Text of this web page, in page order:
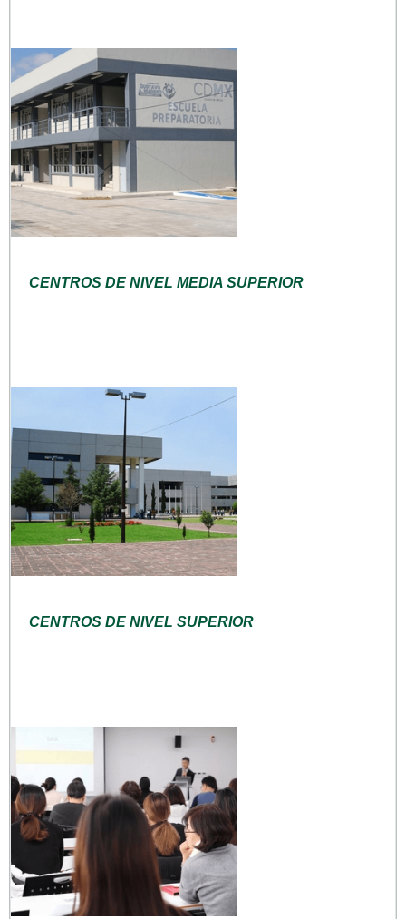
CENTROS DE NIVEL MEDIA SUPERIOR
CENTROS DE NIVEL SUPERIOR